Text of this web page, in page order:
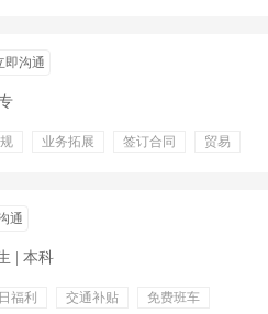
贴
即沟通
业务拓展 签订合同
贸易
通
| 本科
福利 交通补贴 免费班车